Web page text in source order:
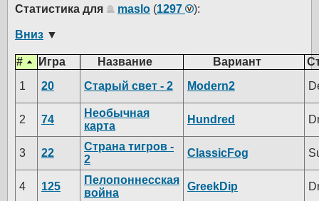
Статистика для maslo (1297 ):
Вниз ▼
# Игра Название Вариант
1
20 Старый свет - 2 Modern2
2 74
Необычная
карта
Hundred
3 22
Страна тигров -
2
ClassicFog
4 125
Пелопоннесская
война
GreekDip